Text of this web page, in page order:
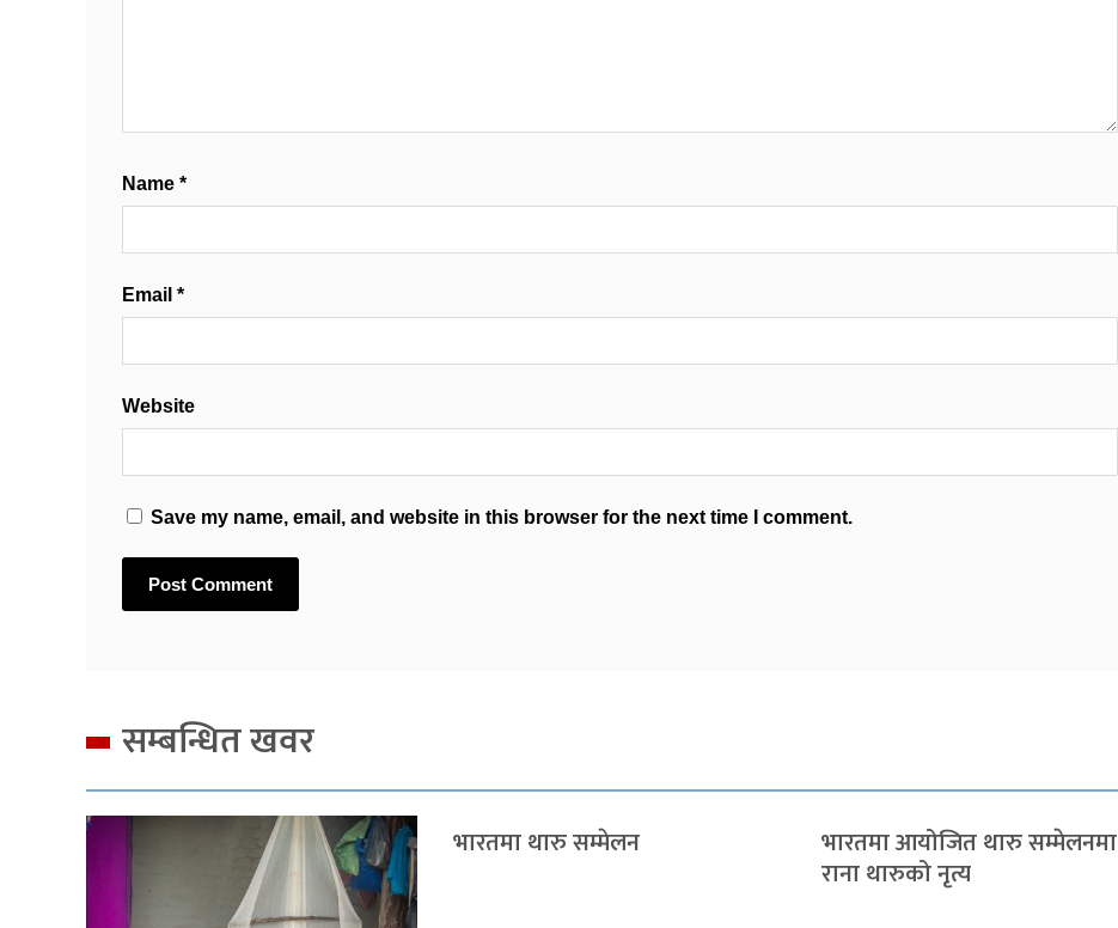
Name *
Email *
Website
Save my name, email, and website in this browser for the next time I comment.
सम्बन्धित खवर
भारतमा थारु सम्मेलन भारतमा आयोजित थारु सम्मेलनमा
राना थारुको नृत्य